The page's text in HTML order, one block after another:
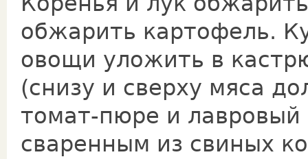
обжарить картофель.
овощи уложить в
(снизу и сверху мяса
томат-пюре и лавро­вый
сваренным из свиных